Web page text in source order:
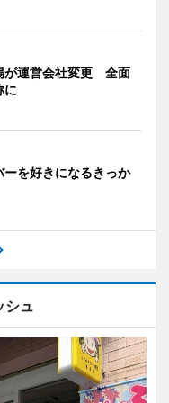
が運営会社変更 全面
に
を好きになるきっか
シュ